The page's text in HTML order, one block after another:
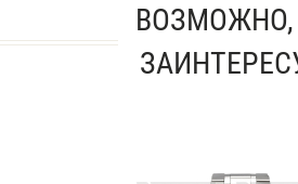
ВОЗМОЖНО,